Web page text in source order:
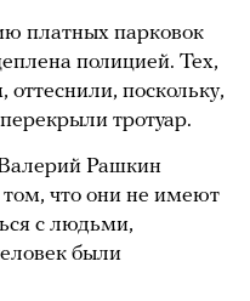
платных парковок
полицией. Тех,
оттеснили, поскольку,
тротуар.
Рашкин
что они не имеют
с людьми,
были